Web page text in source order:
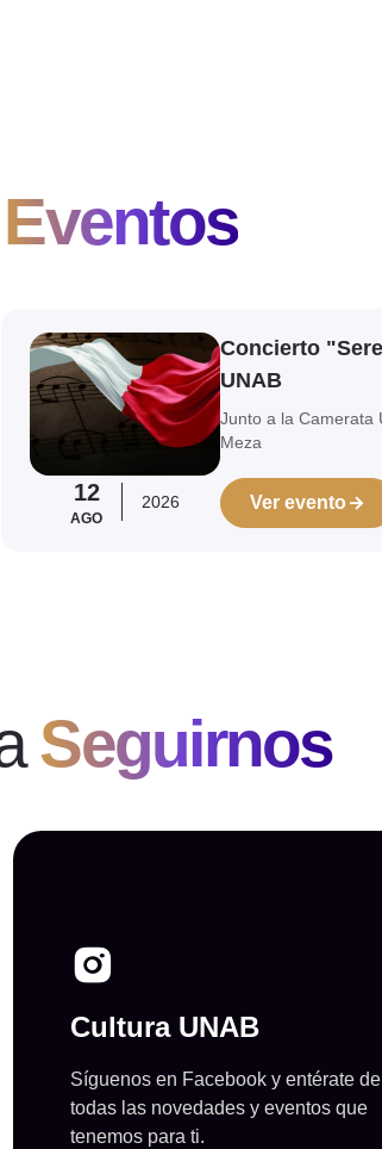
Eventos
12
AGO
2026
Concierto
UNAB
Junto a la Camerata
Meza
Ver evento
Ver evento
Seguirnos
Cultura UNAB
Síguenos en Facebook y entérate de
todas las novedades y eventos que
tenemos para ti.